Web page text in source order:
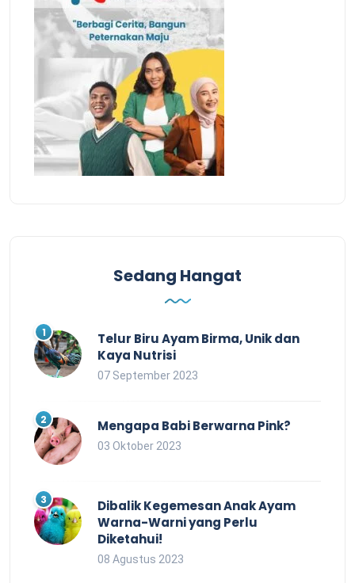
Sedang Hangat
Telur Biru Ayam Birma, Unik dan
Kaya Nutrisi
07 September 2023
Mengapa Babi Berwarna Pink?
03 Oktober 2023
Dibalik Kegemesan Anak Ayam
Warna-Warni yang Perlu
Diketahui!
08 Agustus 2023